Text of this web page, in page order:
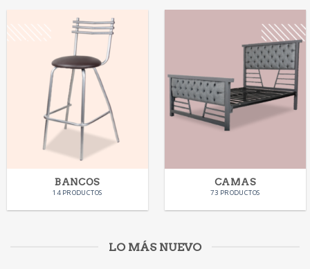
BANCOS
14 PRODUCTOS
CAMAS
73 PRODUCTOS
LO MÁS NUEVO